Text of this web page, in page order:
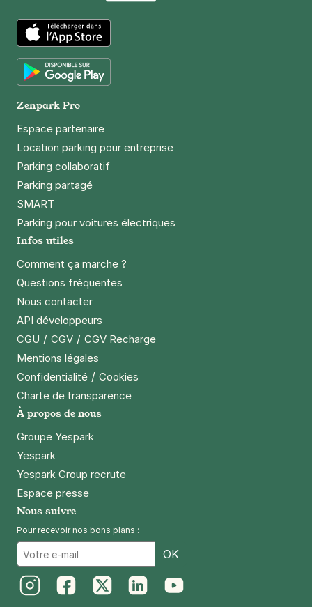
Marlenheim
2 €/heure,16 €/jour,78 €/semaine(tarifs dégressifs)
Réserver
+ Abonnements disponibles
8 rue de Benfeld
4,3
1 € /heure
Réserver
+ Abonnements disponibles
4,5
2 €/heure,16 €/jour,
Réserver
+ Abonnements disponibles
Strasbourg - Gymnase de la Rotonde
- Saint-Florent
App Store
Zenpark Pro
Espace partenaire
Location parking pour entreprise
Parking collaboratif
Parking partagé
SMART
Parking pour voitures électriques
Infos utiles
Comment ça marche ?
Questions fréquentes
Nous contacter
API développeurs
CGU / CGV / CGV Recharge
Mentions légales
Confidentialité / Cookies
Charte de transparence
À propos de nous
Groupe Yespark
Yespark
Yespark Group recrute
Espace presse
Nous suivre
Pour recevoir nos bons plans :
OK